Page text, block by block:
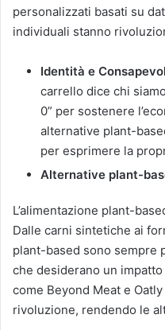
personalizzati basati su
individuali stanno
Identità e
carrello dice chi
0” per sostenere
alternative plant-
per esprimere la
Alternative plant-
L’alimentazione plant-
Dalle carni sintetiche ai
plant-based sono sempre
che desiderano un
come Beyond Meat e
rivoluzione, rendendo le